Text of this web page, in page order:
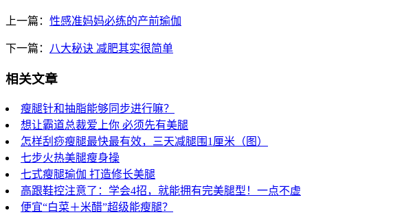
上一篇： 性感准妈妈必练的产前瑜伽
下一篇： 八大秘诀 减肥其实很简单
相关文章
瘦腿针和抽脂能够同步进行嘛？
想让霸道总裁爱上你 必须先有美腿
怎样刮痧瘦腿最快最有效，三天减腿围1厘米（图）
七步火热美腿瘦身操
七式瘦腿瑜伽 打造修长美腿
高跟鞋控注意了：学会4招，就能拥有完美腿型！一点不虚
便宜“白菜＋米醋”超级能瘦腿？